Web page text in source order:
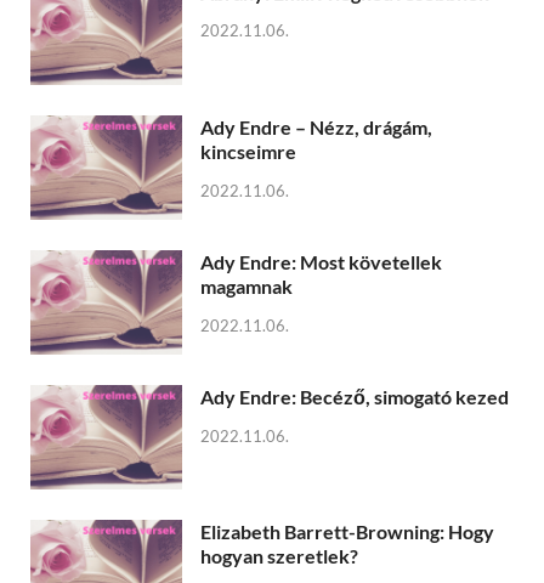
2022.11.06.
Ady Endre – Nézz, drágám,
kincseimre
2022.11.06.
Ady Endre: Most követellek
magamnak
2022.11.06.
Ady Endre: Becéző, simogató kezed
2022.11.06.
Elizabeth Barrett-Browning: Hogy
hogyan szeretlek?